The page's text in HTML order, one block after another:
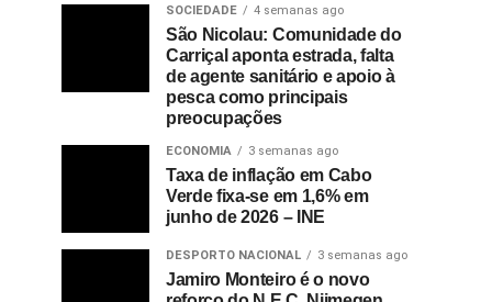
SOCIEDADE 4 semanas ago
São Nicolau: Comunidade do
Carriçal aponta estrada, falta
de agente sanitário e apoio à
pesca como principais
preocupações
ECONOMIA 3 semanas ago
Taxa de inflação em Cabo
Verde fixa-se em 1,6% em
junho de 2026 – INE
DESPORTO NACIONAL 3 semanas ago
Jamiro Monteiro é o novo